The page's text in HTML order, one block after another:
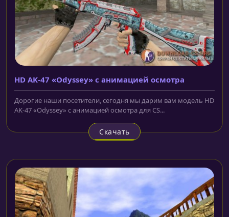
HD AK-47 «Odyssey» с анимацией осмотра
Дорогие наши посетители, сегодня мы дарим вам модель HD
AK-47 «Odyssey» с анимацией осмотра для CS...
Скачать